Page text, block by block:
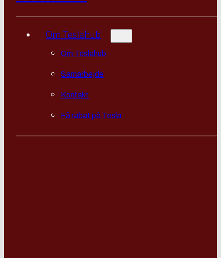
Om Teslahub
Om Teslahub
Samarbejde
Kontakt
Få rabat på Tesla